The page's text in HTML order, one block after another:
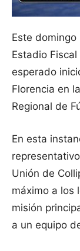
Este
Estadio
esperado
Florencia en
Regional de
En esta
Unión de
máximo a los
misión
a un equipo